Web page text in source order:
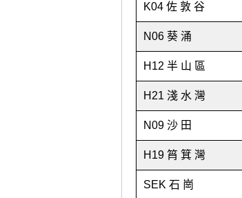
K04 佐 敦 谷
N06 葵 涌
H12 半 山 區
H21 淺 水 灣
N09 沙 田
H19 筲 箕 灣
SEK 石 崗